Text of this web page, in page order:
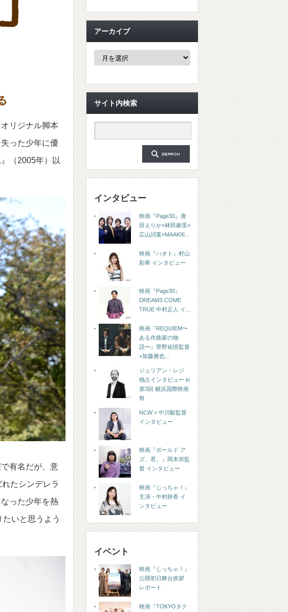
リジナル脚本
った少年に優
（2005年）以
有名だが、意
たシンデレラ
った少年を熱
いと思うよう
ー
アーカイブ
ブ
サイト内検索
インタビュー
映画『Page30』唐
田えりか×林田麻里×
広山詞葉×MAAKIII...
映画『ハオト』村山
彩希 インタビュー
映画『Page30』
DREAMS COME
TRUE 中村正人 イ...
映画『REQUIEM〜
ある作曲家の物
語〜』菅野祐悟監督
×加藤雅也...
ジュリアン・レジ
独占インタビュー in
第3回 横浜国際映画
祭
NCW × 中川駿監督
インタビュー
映画『ボールド ア
ズ、君。』岡本崇監
督 インタビュー
映画『じっちゃ！』
主演・中村静香 イ
ンタビュー
イベント
映画『じっちゃ！』
公開初日舞台挨拶
レポート
映画『TOKYOタク